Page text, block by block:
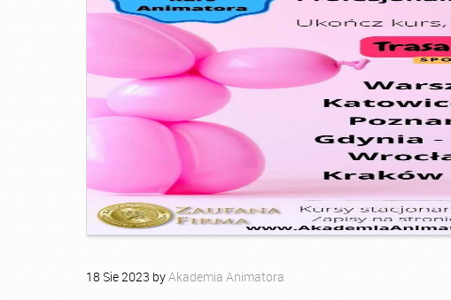
18 Sie2023 byAkademia Animatora